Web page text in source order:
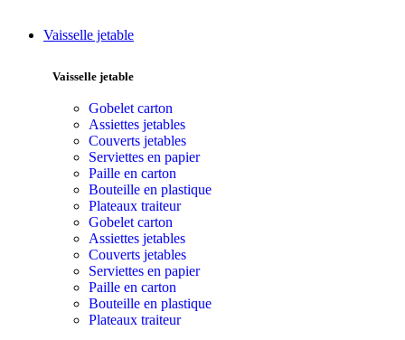
Vaisselle jetable
Vaisselle jetable
Gobelet carton
Assiettes jetables
Couverts jetables
Serviettes en papier
Paille en carton
Bouteille en plastique
Plateaux traiteur
Gobelet carton
Assiettes jetables
Couverts jetables
Serviettes en papier
Paille en carton
Bouteille en plastique
Plateaux traiteur